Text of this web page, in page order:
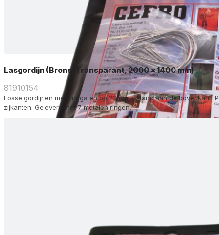
Lasgordijn (Brons, Transparant, 2000 x 1400 mm)
81910154
Losse gordijnen met ringgaten op 22 cm afstand aan de bovenkant.
zijkanten. Geleverd met 7 metalen ringen.